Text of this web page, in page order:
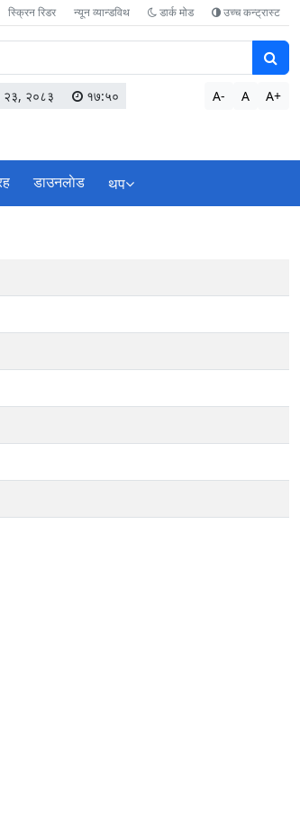
स्क्रिन रिडर न्यून व्यान्डविथ डार्क मोड उच्च कन्ट्रास्ट
२३, २०८३ १७:५० A- A A+
डाउनलाेड थप